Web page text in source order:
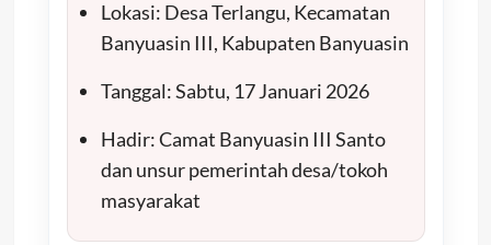
Lokasi: Desa Terlangu, Kecamatan
Banyuasin III, Kabupaten Banyuasin
Tanggal: Sabtu, 17 Januari 2026
Hadir: Camat Banyuasin III Santo
dan unsur pemerintah desa/tokoh
masyarakat